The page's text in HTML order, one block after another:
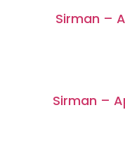
Sirman –
Sirman –